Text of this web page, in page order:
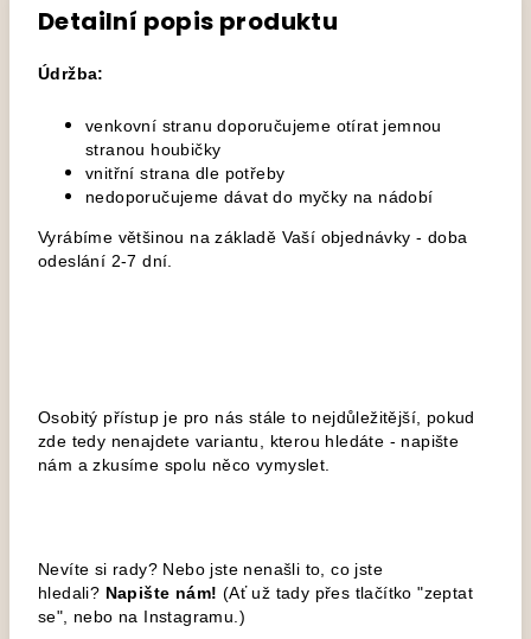
Detailní popis produktu
Údržba:
venkovní stranu doporučujeme otírat jemnou
stranou houbičky
vnitřní strana dle potřeby
nedoporučujeme dávat do myčky na nádobí
Vyrábíme většinou na základě Vaší objednávky - doba
odeslání 2-7 dní.
Osobitý přístup je pro nás stále to nejdůležitější, pokud
zde tedy nenajdete variantu, kterou hledáte - napište
nám a zkusíme spolu něco vymyslet.
Nevíte si rady? Nebo jste nenašli to, co jste
hledali? Napište nám! (Ať už tady přes tlačítko "zeptat
se", nebo na Instagramu.)